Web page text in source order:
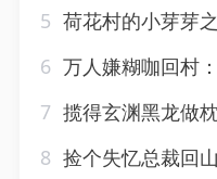
5 荷花村的小芽芽之两届
6 万人嫌糊咖回村：全村都把我当
7 揽得玄渊黑龙做
8 捡个失忆总裁回